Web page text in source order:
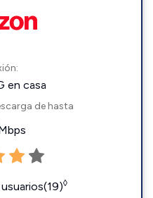
en casa
de hasta
◊